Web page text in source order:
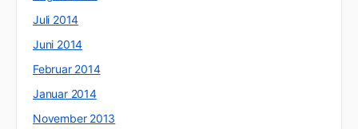
Juli 2014
Juni 2014
Februar 2014
Januar 2014
November 2013